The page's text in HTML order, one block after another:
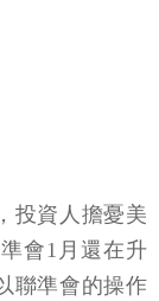
投資人擔憂美
會1月還在升
聯準會的操作